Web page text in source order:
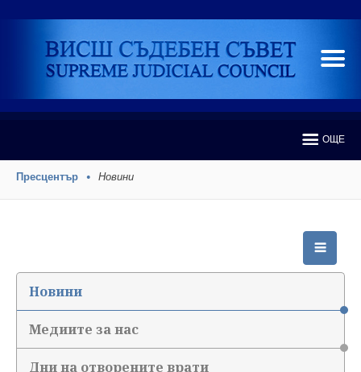
ОЩЕ
Пресцентър Новини
Новини
Медиите за нас
Дни на отворените врати